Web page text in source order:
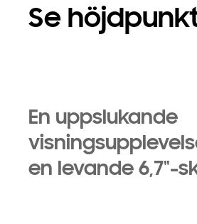
Se
En uppslukande
en levande 6,7"-